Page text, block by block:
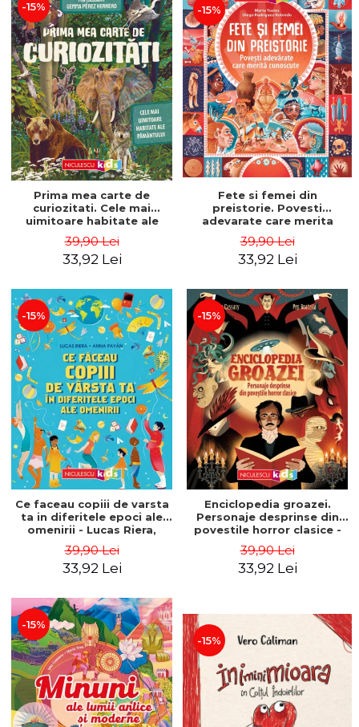
-15%
Prima mea carte de
curiozitati. Cele mai
uimitoare habitate ale
Gemma Perez Herrero
39,90 Lei
33,92 Lei
-15%
Fete si femei din
preistorie. Povesti
adevarate care merita
Diego Rodriguez Robredo
39,90 Lei
33,92 Lei
-15%
Ce faceau copiii de varsta
ta in diferitele epoci ale
omenirii - Lucas Riera,
39,90 Lei
33,92 Lei
-15%
Enciclopedia groazei.
Personaje desprinse din
povestile horror clasice -
39,90 Lei
33,92 Lei
-15%
-15%